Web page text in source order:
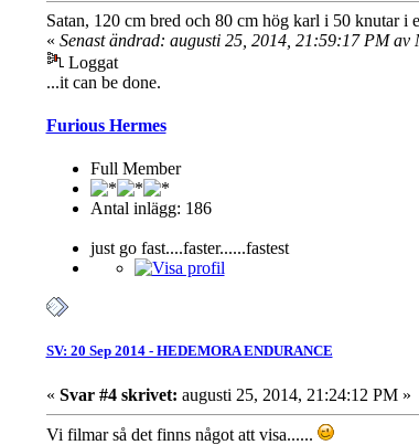
Satan, 120 cm bred och 80 cm hög karl i 50 knutar i
« Senast ändrad: augusti 25, 2014, 21:59:17 PM av
Loggat
...it can be done.
Furious Hermes
Full Member
Antal inlägg: 186
just go fast....faster......fastest
SV: 20 Sep 2014 - HEDEMORA ENDURANCE
« Svar #4 skrivet: augusti 25, 2014, 21:24:12 PM »
Vi filmar så det finns något att visa......